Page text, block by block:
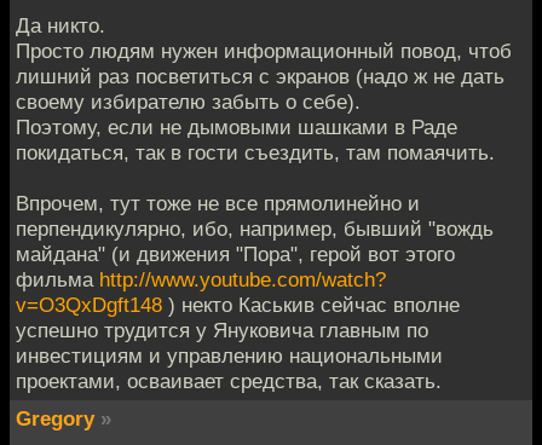
Да никто.
Просто людям нужен информационный повод, чтоб
лишний раз посветиться с экранов (надо ж не дать
своему избирателю забыть о себе).
Поэтому, если не дымовыми шашками в Раде
покидаться, так в гости съездить, там помаячить.
Впрочем, тут тоже не все прямолинейно и
перпендикулярно, ибо, например, бывший "вождь
майдана" (и движения "Пора", герой вот этого
фильма http://www.youtube.com/watch?
v=O3QxDgft148 ) некто Каськив сейчас вполне
успешно трудится у Януковича главным по
инвестициям и управлению национальными
проектами, осваивает средства, так сказать.
Gregory »